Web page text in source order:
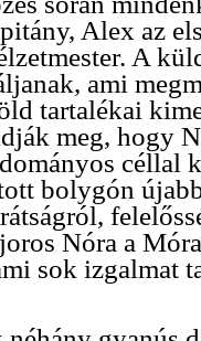
Alex az
A
ami
tartalékai
meg, hogy
céllal
bolygón
Nóra a
sok izgalmat